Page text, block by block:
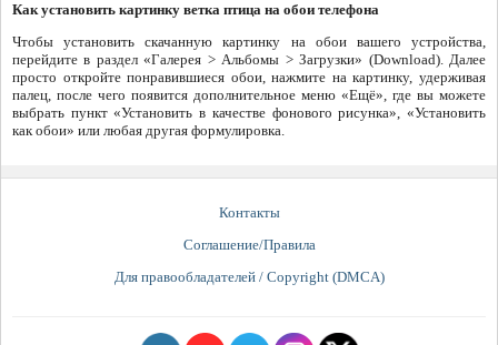
Как установить картинку ветка птица на обои телефона
Чтобы установить скачанную картинку на обои вашего устройства,
перейдите в раздел «Галерея > Альбомы > Загрузки» (Download). Далее
просто откройте понравившиеся обои, нажмите на картинку, удерживая
палец, после чего появится дополнительное меню «Ещё», где вы можете
выбрать пункт «Установить в качестве фонового рисунка», «Установить
как обои» или любая другая формулировка.
Контакты
Соглашение/Правила
Для правообладателей / Copyright (DMCA)